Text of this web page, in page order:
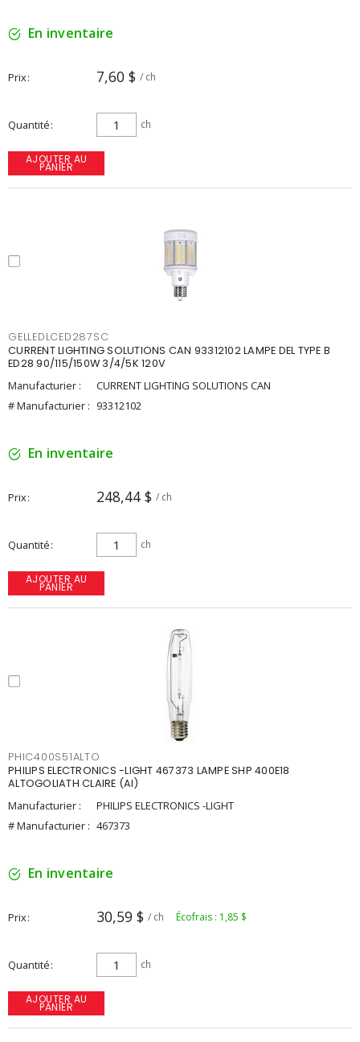
En inventaire
Prix 7,60 $ / ch
Quantité ch
AJOUTER AU
PANIER
GELLEDLCED287SC
CURRENT LIGHTING SOLUTIONS CAN 93312102 LAMPE DEL TYPE B
ED28 90/115/150W 3/4/5K 120V
Manufacturier :
CURRENT LIGHTING SOLUTIONS CAN
# Manufacturier : 93312102
En inventaire
Prix 248,44 $ / ch
Quantité ch
AJOUTER AU
PANIER
PHIC400S51ALTO
PHILIPS ELECTRONICS -LIGHT 467373 LAMPE SHP 400E18
ALTOGOLIATH CLAIRE (AI)
Manufacturier :
PHILIPS ELECTRONICS -LIGHT
# Manufacturier : 467373
En inventaire
Prix 30,59 $ / ch Écofrais : 1,85 $
Quantité ch
AJOUTER AU
PANIER